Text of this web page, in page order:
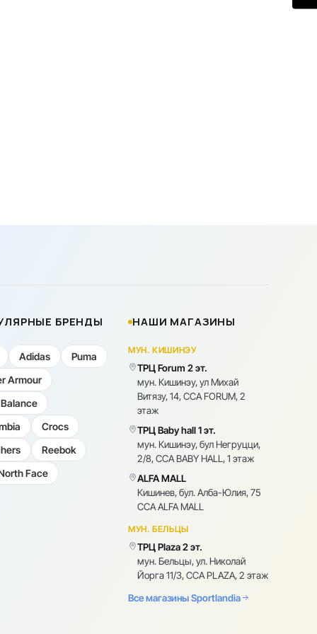
БРЕНДЫ
Adidas
Puma
Armour
Crocs
Reebok
Face
НАШИ МАГАЗИНЫ
МУН. КИШИНЭУ
ТРЦ Forum 2 эт.
мун. Кишинэу, ул Михай
Витязу, 14, CCA FORUM, 2
этаж
ТРЦ Baby hall 1 эт.
мун. Кишинэу, бул Негруцци,
2/8, CCA BABY HALL, 1 этаж
ALFA MALL
Кишинев, бул. Алба-Юлия, 75
CCA ALFA MALL
МУН. БЕЛЬЦЫ
ТРЦ Plaza 2 эт.
мун. Бельцы, ул. Николай
Йорга 11/3, CCA PLAZA, 2 этаж
Все магазины Sportlandia